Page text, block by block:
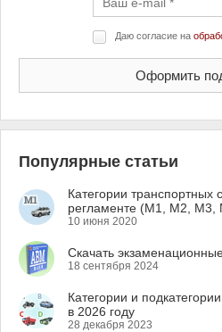
Даю согласие на
Популярные статьи
Категории транспортных
регламенте (M1, M2, M3,
10 июня 2020
Скачать
18 сентября 2024
Категории и
в 2026 году
28 декабря 2023